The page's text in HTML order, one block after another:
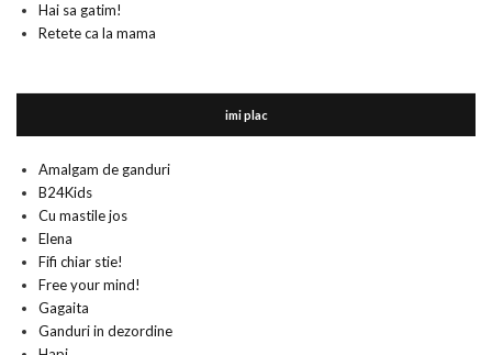
Hai sa gatim!
Retete ca la mama
imi plac
Amalgam de ganduri
B24Kids
Cu mastile jos
Elena
Fifi chiar stie!
Free your mind!
Gagaita
Ganduri in dezordine